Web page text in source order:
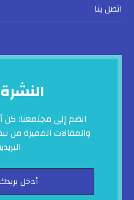
اتصل بنا
انضم إلى مجتمعنا: كن
والمقالات المميزة من